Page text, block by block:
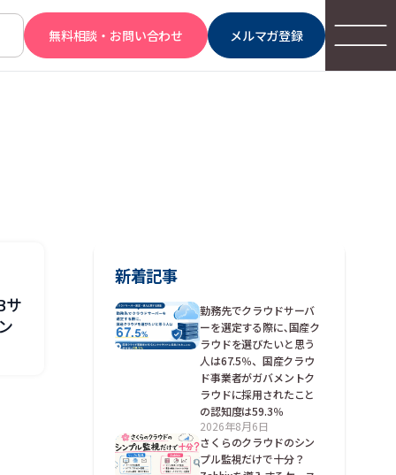
無料相談・お問い合わせ メルマガ登録
サ
新着記事
勤務先でクラウドサーバ
ーを選定する際に､国産ク
ラウドを選びたいと思う
人は67.5％、国産クラウ
ド事業者がガバメントク
ラウドに採用されたこと
の認知度は59.3％
2026年8月6日
さくらのクラウドのシン
プル監視だけで十分？